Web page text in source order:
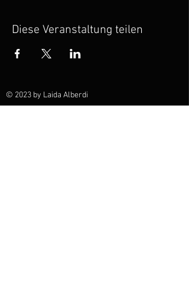
Diese Veranstaltung teilen
© 2023 by Laida Alberdi